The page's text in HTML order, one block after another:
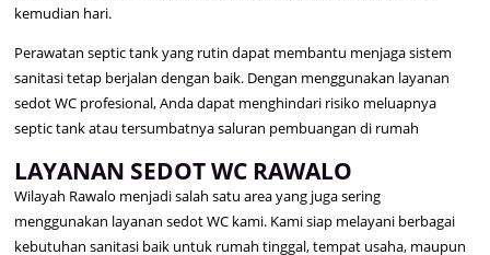
kemudian hari.
Perawatan septic tank yang rutin dapat membantu menjaga sistem
sanitasi tetap berjalan dengan baik. Dengan menggunakan layanan
sedot WC profesional, Anda dapat menghindari risiko meluapnya
septic tank atau tersumbatnya saluran pembuangan di rumah
LAYANAN SEDOT WC RAWALO
Wilayah Rawalo menjadi salah satu area yang juga sering
menggunakan layanan sedot WC kami. Kami siap melayani berbagai
kebutuhan sanitasi baik untuk rumah tinggal, tempat usaha, maupun